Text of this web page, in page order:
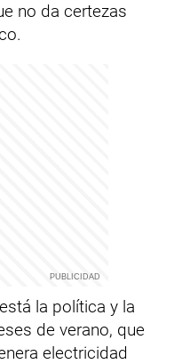
no da certezas
la política y la
de verano, que
electricidad